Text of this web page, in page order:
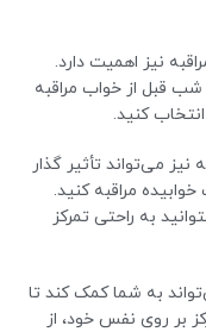
نیز اهمیت دارد.
قبل از خواب مراقبه
کنید.
می‌تواند تأثیر گذار
مراقبه کنید.
به راحتی تمرکز
به شما کمک کند تا
بر روی نفس خود، از